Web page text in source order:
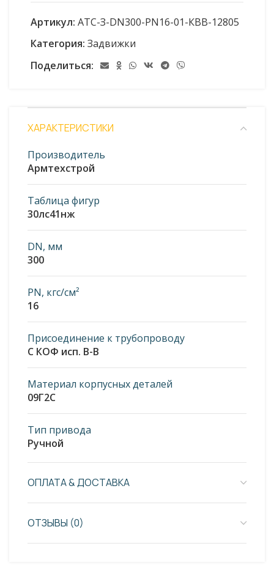
Артикул: АТС-З-DN300-PN16-01-КВВ-12805
Категория: Задвижки
Поделиться:
ХАРАКТЕРИСТИКИ
Производитель
Армтехстрой
Таблица фигур
30лс41нж
DN, мм
300
PN, кгс/см²
16
Присоединение к трубопроводу
С КОФ исп. В-В
Материал корпусных деталей
09Г2С
Тип привода
Ручной
ОПЛАТА & ДОСТАВКА
ОТЗЫВЫ (0)